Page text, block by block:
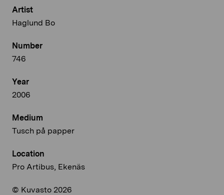
Artist
Haglund Bo
Number
746
Year
2006
Medium
Tusch på papper
Location
Pro Artibus, Ekenäs
© Kuvasto 2026